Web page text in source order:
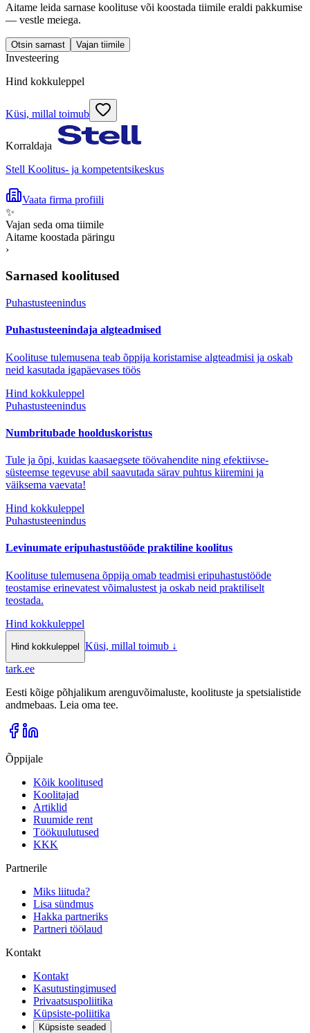
Aitame leida sarnase koolituse või koostada tiimile eraldi pakkumise
— vestle meiega.
Otsin sarnast Vajan tiimile
Investeering
Hind kokkuleppel
Küsi, millal toimub
Korraldaja
Stell Koolitus- ja kompetentsikeskus
Vaata firma profiili
✨
Vajan seda oma tiimile
Aitame koostada päringu
›
Sarnased koolitused
Puhastusteenindus
Puhastusteenindaja algteadmised
Koolituse tulemusena teab õppija koristamise algteadmisi ja oskab
neid kasutada igapäevases töös
Hind kokkuleppel
Puhastusteenindus
Numbritubade hoolduskoristus
Tule ja õpi, kuidas kaasaegsete töövahendite ning efektiivse-
süsteemse tegevuse abil saavutada särav puhtus kiiremini ja
väiksema vaevata!
Hind kokkuleppel
Puhastusteenindus
Levinumate eripuhastustööde praktiline koolitus
Koolituse tulemusena õppija omab teadmisi eripuhastustööde
teostamise erinevatest võimalustest ja oskab neid praktiliselt
teostada.
Hind kokkuleppel
Hind kokkuleppel Küsi, millal toimub ↓
tark.ee
Eesti kõige põhjalikum arenguvõimaluste, koolituste ja spetsialistide
andmebaas. Leia oma tee.
Õppijale
Kõik koolitused
Koolitajad
Artiklid
Ruumide rent
Töökuulutused
KKK
Partnerile
Miks liituda?
Lisa sündmus
Hakka partneriks
Partneri töölaud
Kontakt
Kontakt
Kasutustingimused
Privaatsuspoliitika
Küpsiste-poliitika
Küpsiste seaded